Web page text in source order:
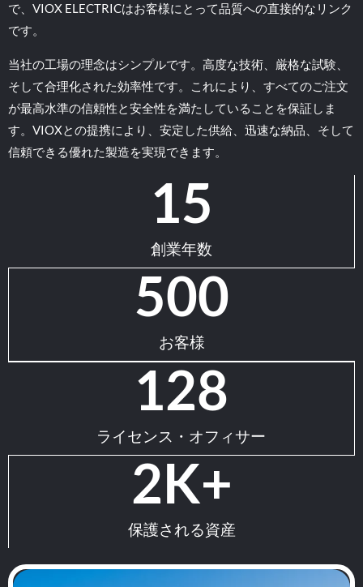
で、VIOX ELECTRICはお客様にとって品質への直接的なリンク
です。
当社の工場の理念はシンプルです。高度な技術、厳格な試験、
そして合理化された効率性です。これにより、すべてのご注文
が最高水準の信頼性と安全性を満たしていることを保証しま
す。VIOXとの提携により、安定した供給、迅速な納品、そして
信頼できる優れた製造を実現できます。
創業年数
15
お客様
500
ライセンス・オフィサー
128
保護される資産
2K+